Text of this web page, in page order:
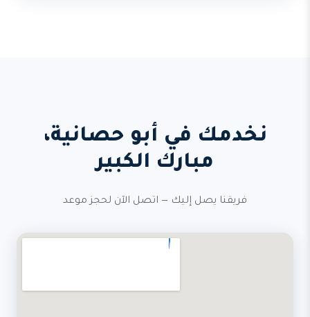
نخدمك في أبو حصانية،
مبارك الكبير
فريقنا يصل إليك — اتصل الآن لحجز موعد